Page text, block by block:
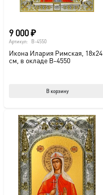
9 000₽
Артикул: B-4550
Икона Илария Римская, 18х24
см, в окладе B-4550
В корзину